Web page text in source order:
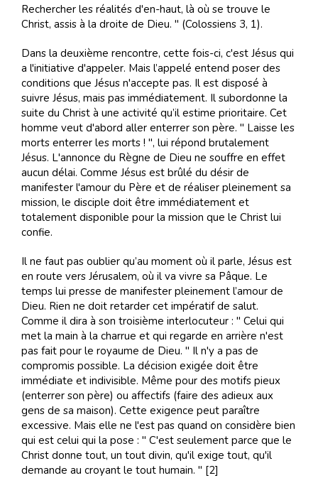
Rechercher les réalités d'en-haut, là où se trouve le
Christ, assis à la droite de Dieu. " (Colossiens 3, 1).
Dans la deuxième rencontre, cette fois-ci, c'est Jésus qui
a l'initiative d'appeler. Mais l’appelé entend poser des
conditions que Jésus n'accepte pas. Il est disposé à
suivre Jésus, mais pas immédiatement. Il subordonne la
suite du Christ à une activité qu’il estime prioritaire. Cet
homme veut d'abord aller enterrer son père. " Laisse les
morts enterrer les morts ! ", lui répond brutalement
Jésus. L'annonce du Règne de Dieu ne souffre en effet
aucun délai. Comme Jésus est brûlé du désir de
manifester l'amour du Père et de réaliser pleinement sa
mission, le disciple doit être immédiatement et
totalement disponible pour la mission que le Christ lui
confie.
Il ne faut pas oublier qu’au moment où il parle, Jésus est
en route vers Jérusalem, où il va vivre sa Pâque. Le
temps lui presse de manifester pleinement l’amour de
Dieu. Rien ne doit retarder cet impératif de salut.
Comme il dira à son troisième interlocuteur : " Celui qui
met la main à la charrue et qui regarde en arrière n'est
pas fait pour le royaume de Dieu. " Il n'y a pas de
compromis possible. La décision exigée doit être
immédiate et indivisible. Même pour des motifs pieux
(enterrer son père) ou affectifs (faire des adieux aux
gens de sa maison). Cette exigence peut paraître
excessive. Mais elle ne l'est pas quand on considère bien
qui est celui qui la pose : " C'est seulement parce que le
Christ donne tout, un tout divin, qu'il exige tout, qu'il
demande au croyant le tout humain. " [2]